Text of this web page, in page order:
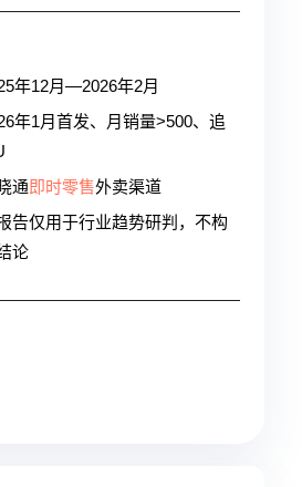
年12月—2026年2月
年1月首发、月销量>500、追
通即时零售外卖渠道
告仅用于行业趋势研判，不构
论